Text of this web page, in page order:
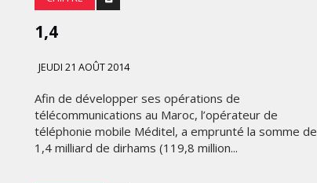
1,4
JEUDI 21 AOÛT 2014
Afin de développer ses opérations de
télécommunications au Maroc, l’opérateur de
téléphonie mobile Méditel, a emprunté la somme de
1,4 milliard de dirhams (119,8 million...